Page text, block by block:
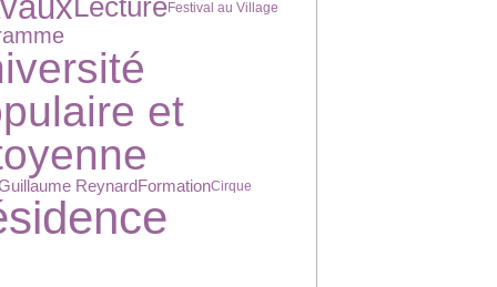
LectureFestival au Village
et
ReynardFormationCirque